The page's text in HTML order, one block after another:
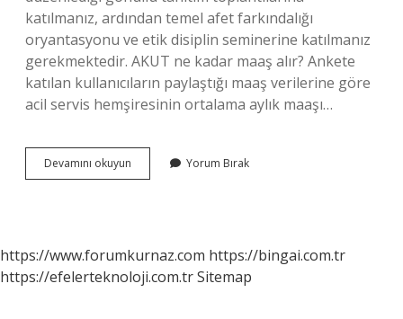
katılmanız, ardından temel afet farkındalığı
oryantasyonu ve etik disiplin seminerine katılmanız
gerekmektedir. AKUT ne kadar maaş alır? Ankete
katılan kullanıcıların paylaştığı maaş verilerine göre
acil servis hemşiresinin ortalama aylık maaşı…
Devamını okuyun
Ekibine
Yorum Bırak
https://www.forumkurnaz.com https://bingai.com.tr
https://efelerteknoloji.com.trSitemap